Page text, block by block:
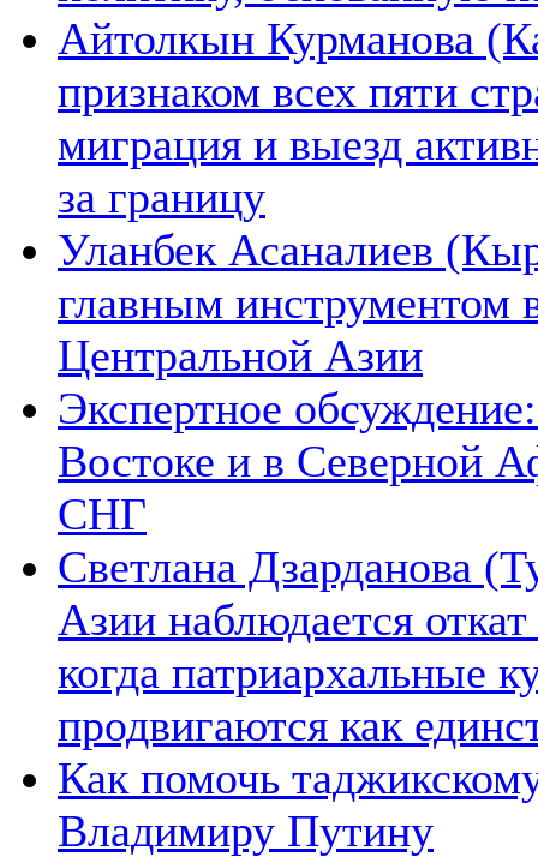
Айтолкын Курманова
признаком всех пяти
миграция и выезд
за границу
Уланбек Асаналиев
главным инструментом
Центральной Азии
Экспертное
Востоке и в Северной
СНГ
Светлана Дзарданова
Азии наблюдается
когда патриархальные
продвигаются как
Как помочь
Владимиру Путину